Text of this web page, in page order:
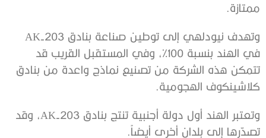
ممتازة.
وتهدف نيودلهي إلى توطين صناعة بنادق AK-203
في الهند بنسبة 100%، وفي المستقبل القريب قد
تتمكن هذه الشركة من تصنيع نماذج واعدة من بنادق
كلاشينكوف الهجومية.
وتعتبر الهند أول دولة أجنبية تنتج بنادق AK-203، وقد
تصدّرها إلى بلدان أخرى أيضاً.